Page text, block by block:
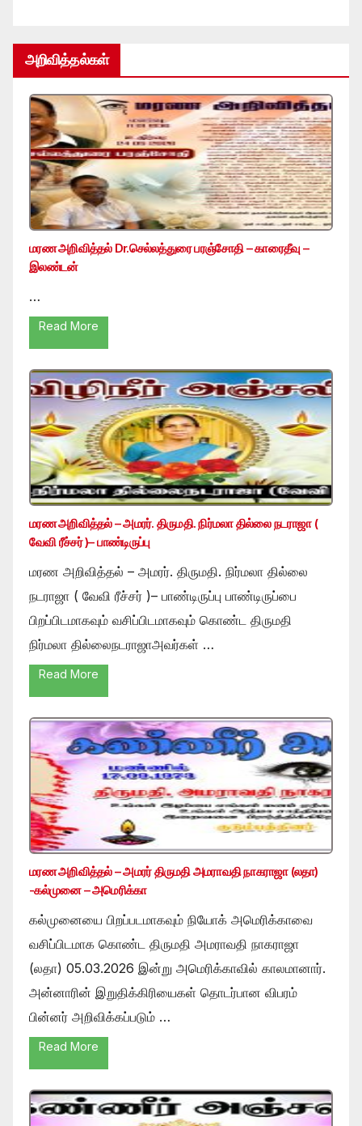
அறிவித்தல்கள்
மரண அறிவித்தல் Dr.செல்லத்துரை பரஞ்சோதி – காரைதீவு –
இலண்டன்
…
Read More
மரண அறிவித்தல் – அமரர். திருமதி. நிர்மலா தில்லை நடராஜா (
வேவி ரீச்சர் )– பாண்டிருப்பு
மரண அறிவித்தல் – அமரர். திருமதி. நிர்மலா தில்லை
நடராஜா ( வேவி ரீச்சர் )– பாண்டிருப்பு பாண்டிருப்பை
பிறப்பிடமாகவும் வசிப்பிடமாகவும் கொண்ட திருமதி
நிர்மலா தில்லைநடராஜாஅவர்கள் …
Read More
மரண அறிவித்தல் – அமரர் திருமதி அமராவதி நாகராஜா (லதா)
-கல்முனை – அமெரிக்கா
கல்முனையை பிறப்படமாகவும் நியோக் அமெரிக்காவை
வசிப்பிடமாக கொண்ட திருமதி அமராவதி நாகராஜா
(லதா) 05.03.2026 இன்று அமெரிக்காவில் காலமானார்.
அன்னாரின் இறுதிக்கிரியைகள் தொடர்பான விபரம்
பின்னர் அறிவிக்கப்படும் …
Read More